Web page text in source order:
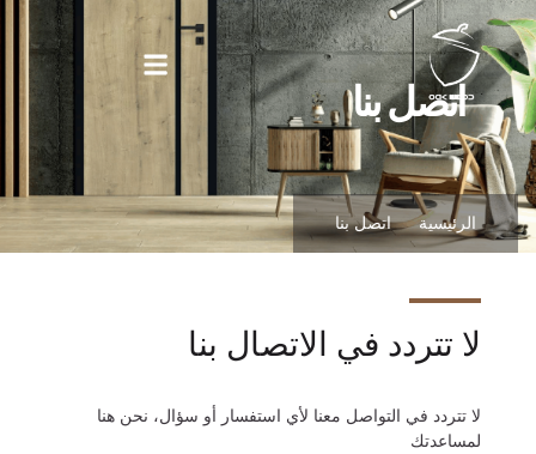
الرئيسية اتصل بنا
اتصل بنا
لا تتردد في الاتصال بنا
لا تتردد في التواصل معنا لأي استفسار أو سؤال، نحن هنا
لمساعدتك